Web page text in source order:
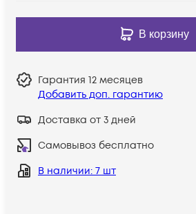
В корзину
Гарантия 12 месяцев
Добавить доп. гарантию
Доставка от 3 дней
Самовывоз бесплатно
В наличии: 7 шт